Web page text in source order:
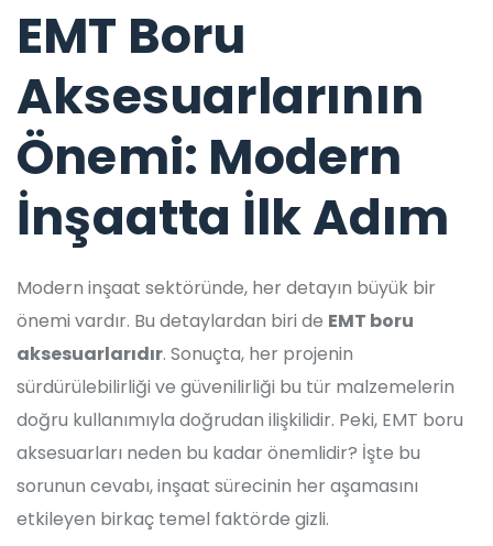
EMT Boru
Aksesuarlarının
Önemi: Modern
İnşaatta İlk Adım
Modern inşaat sektöründe, her detayın büyük bir
önemi vardır. Bu detaylardan biri de EMT boru
aksesuarlarıdır. Sonuçta, her projenin
sürdürülebilirliği ve güvenilirliği bu tür malzemelerin
doğru kullanımıyla doğrudan ilişkilidir. Peki, EMT boru
aksesuarları neden bu kadar önemlidir? İşte bu
sorunun cevabı, inşaat sürecinin her aşamasını
etkileyen birkaç temel faktörde gizli.